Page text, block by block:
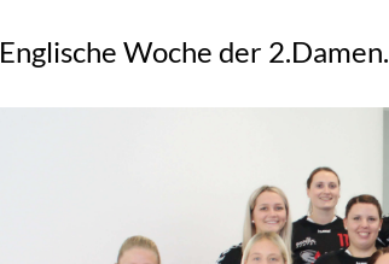
Englische Woche der 2.Damen.